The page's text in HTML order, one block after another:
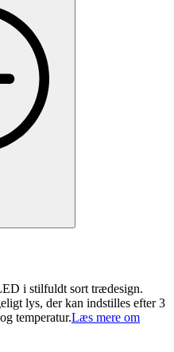
i stilfuldt sort trædesign.
lys, der kan indstilles efter 3
temperatur.Læs mere om